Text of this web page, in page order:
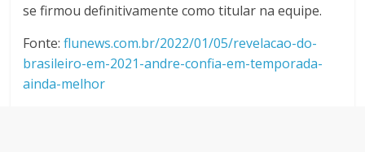
se firmou definitivamente como titular na equipe.
Fonte:flunews.com.br/2022/01/05/revelacao-do-
brasileiro-em-2021-andre-confia-em-temporada-
ainda-melhor